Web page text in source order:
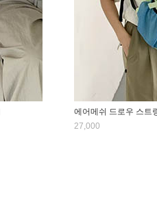
에어메쉬 드로우 스트
27,000